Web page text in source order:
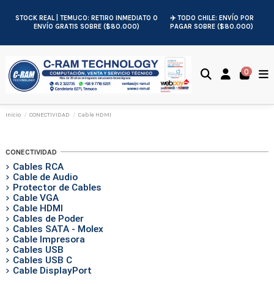
STOCK REAL | TEMUCO: RETIRO INMEDIATO O
ENVÍO GRATIS SOBRE ($80.000)
✈️ TODO CHILE: ENVÍO POR
PAGAR SOBRE ($80.000)
0
Inicio CONECTIVIDAD Cable HDMI
CONECTIVIDAD
Cables RCA
Cable de Audio
Protector de Cables
Cable VGA
Cable HDMI
Cables de Poder
Cables SATA - Molex
Cable Impresora
Cables USB
Cables USB C
Cable DisplayPort